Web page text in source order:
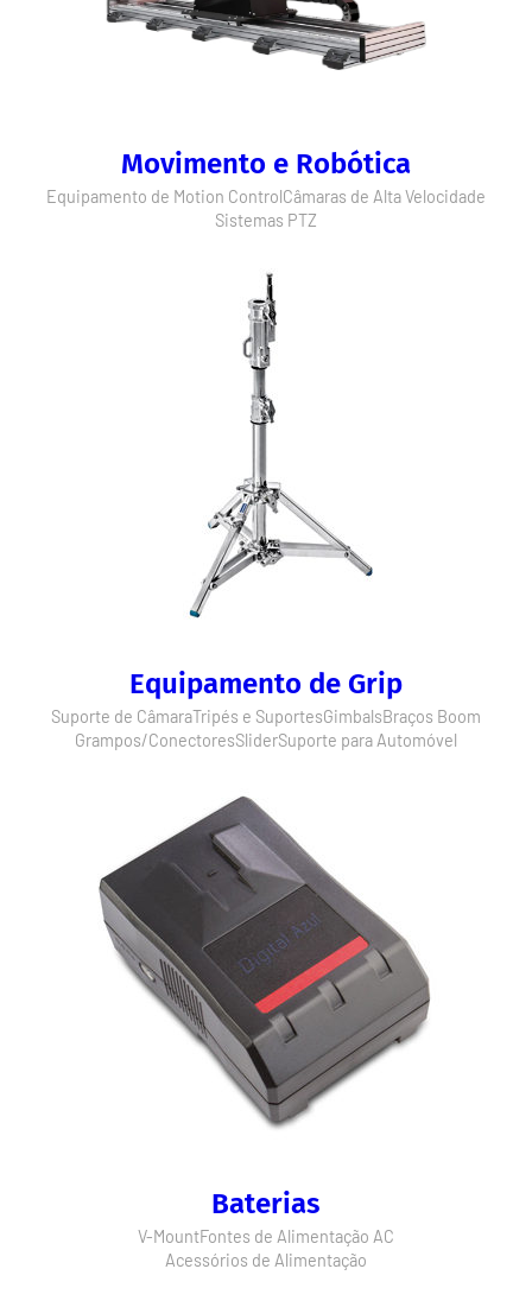
Movimento e Robótica
Equipamento de Motion ControlCâmaras de Alta Velocidade
Sistemas PTZ
Equipamento de Grip
Suporte de CâmaraTripés e SuportesGimbalsBraços Boom
Grampos/ConectoresSliderSuporte para Automóvel
Baterias
V-MountFontes de Alimentação AC
Acessórios de Alimentação